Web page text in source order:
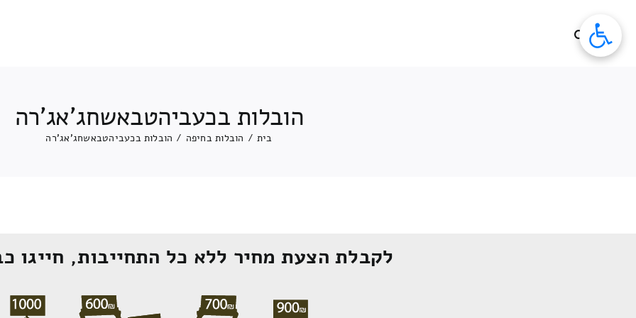
הובלות בכעביהטבאשחג'אג'רה
בית / הובלות בחיפה / הובלות בכעביהטבאשחג'אג'רה
לקבלת הצעת מחיר ללא כל התחייבות, חייגו